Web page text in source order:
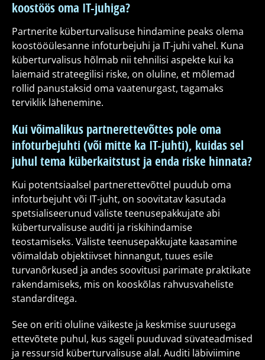
koostöös oma IT-juhiga?
Partnerite küberturvalisuse hindamine peaks olema
koostööülesanne infoturbejuhi ja IT-juhi vahel. Kuna
küberturvalisus hõlmab nii tehnilisi aspekte kui ka
laiemaid strateegilisi riske, on oluline, et mõlemad
rollid panustaksid oma vaatenurgast, tagamaks
terviklik lähenemine.
Kui võimalikus partnerettevõttes pole oma
infoturbejuhti (või mitte ka IT-juhti), kuidas sel
juhul tema küberkaitstust ja enda riske hinnata?
Kui potentsiaalsel partnerettevõttel puudub oma
infoturbejuht või IT-juht, on soovitatav kasutada
spetsialiseerunud väliste teenusepakkujate abi
küberturvalisuse auditi ja riskihindamise
teostamiseks. Väliste teenusepakkujate kaasamine
võimaldab objektiivset hinnangut, tuues esile
turvanõrkused ja andes soovitusi parimate praktikate
rakendamiseks, mis on kooskõlas rahvusvaheliste
standarditega.
See on eriti oluline väikeste ja keskmise suurusega
ettevõtete puhul, kus sageli puuduvad süvateadmised
ja ressursid küberturvalisuse alal. Auditi läbiviimine